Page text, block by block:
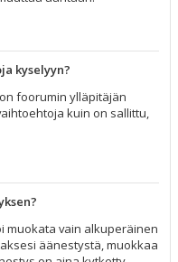
kyselyyn?
foorumin ylläpitäjän
kuin on sallittu,
muokata vain alkuperäinen
äänestystä, muokkaa